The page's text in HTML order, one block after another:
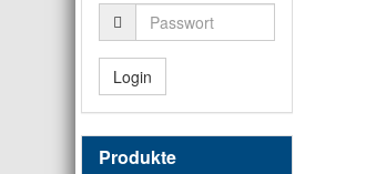
Login
Produkte